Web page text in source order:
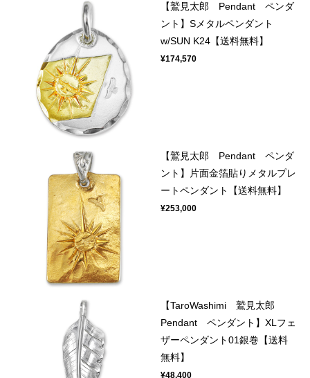
【鷲見太郎 Pendant ペンダ
ント】Sメタルペンダント
w/SUN K24【送料無料】
¥174,570
【鷲見太郎 Pendant ペンダ
ント】片面金箔貼りメタルプレ
ートペンダント【送料無料】
¥253,000
【TaroWashimi 鷲見太郎
Pendant ペンダント】XLフェ
ザーペンダント01銀巻【送料
無料】
¥48,400